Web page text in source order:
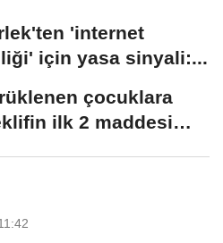
'internet
için yasa sinyali:...
çocuklara
ilk 2 maddesi